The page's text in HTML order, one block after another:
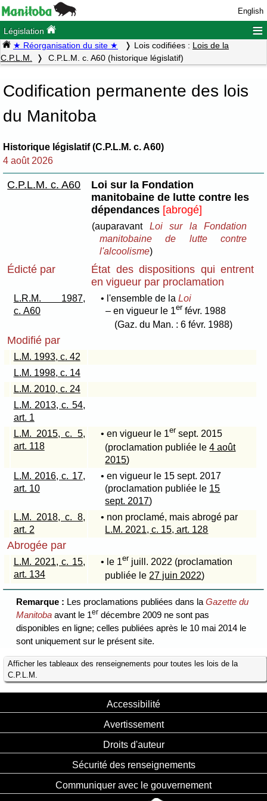
English
Législation ≡
★ Réorganisation du site ★ Lois codifiées : Lois de la
C.P.L.M.
C.P.L.M. c. A60 (historique législatif)
Codification permanente des lois
du Manitoba
Historique législatif (C.P.L.M. c. A60)
4 août 2026
C.P.L.M. c. A60
Loi sur la Fondation
manitobaine de lutte contre les
dépendances [abrogé]
(auparavant Loi sur la Fondation
manitobaine de lutte contre
l'alcoolisme)
Édicté par
État des dispositions qui entrent
en vigueur par proclamation
L.R.M. 1987,
c. A60
• l'ensemble de la Loi
– en vigueur le 1er févr. 1988
(Gaz. du Man. : 6 févr. 1988)
Modifié par
L.M. 1993, c. 42
L.M. 1998, c. 14
L.M. 2010, c. 24
L.M. 2013, c. 54,
art. 1
L.M. 2015, c. 5,
art. 118
• en vigueur le 1er sept. 2015
(proclamation publiée le4 août
2015)
L.M. 2016, c. 17,
art. 10
• en vigueur le 15 sept. 2017
(proclamation publiée le 15
sept. 2017)
L.M. 2018, c. 8,
art. 2
• non proclamé, mais abrogé par
L.M. 2021, c. 15, art. 128
Abrogée par
L.M. 2021, c. 15,
art. 134
• le 1er juill. 2022 (proclamation
publiée le 27 juin 2022)
Remarque : Les proclamations publiées dans laGazette du
Manitoba avant le 1er décembre 2009 ne sont pas
disponibles en ligne; celles publiées après le 10 mai 2014 le
sont uniquement sur le présent site.
Afficher les tableaux des renseignements pour toutes les lois de la
C.P.L.M.
Accessibilité
Avertissement
Droits d'auteur
Sécurité des renseignements
Communiquer avec le gouvernement